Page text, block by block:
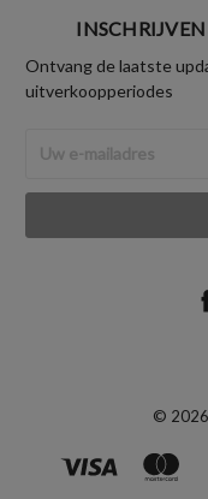
Ontvang de laatste
uitverkoopperiodes
mailadres
© 2026